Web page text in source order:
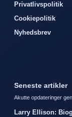
Privatlivspolitik
Cookiepolitik
Nyhedsbrev
Seneste artikler
Akutte opdateringer
Larry Ellison: